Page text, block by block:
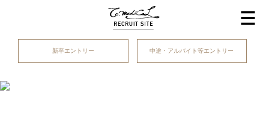
新卒エントリー 中途・アルバイト等エントリー